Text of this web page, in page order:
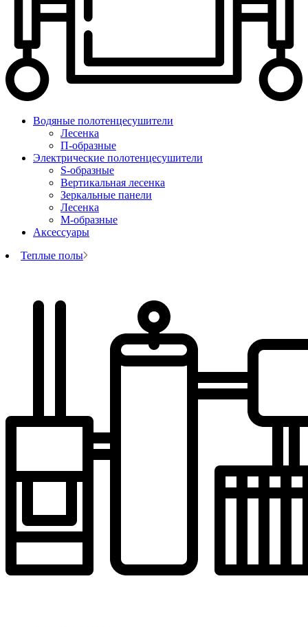
Водяные полотенцесушители
Лесенка
П-образные
Электрические полотенцесушители
S-образные
Вертикальная лесенка
Зеркальные панели
Лесенка
М-образные
Аксессуары
Теплые полы